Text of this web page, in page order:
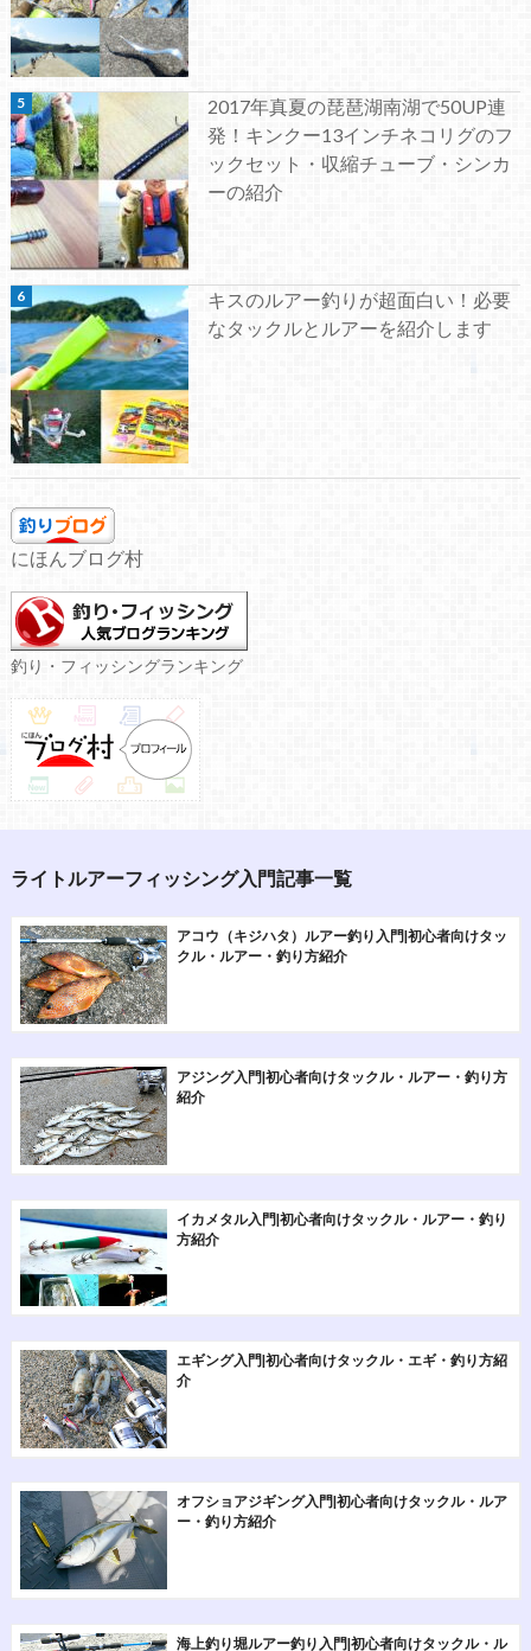
2017年真夏の琵琶湖南湖で50UP連
発！キンクー13インチネコリグのフ
ックセット・収縮チューブ・シンカ
ーの紹介
キスのルアー釣りが超面白い！必要
なタックルとルアーを紹介します
にほんブログ村
釣り・フィッシングランキング
ライトルアーフィッシング入門記事一覧
アコウ（キジハタ）ルアー釣り入門|初心者向けタッ
クル・ルアー・釣り方紹介
アジング入門|初心者向けタックル・ルアー・釣り方
紹介
イカメタル入門|初心者向けタックル・ルアー・釣り
方紹介
エギング入門|初心者向けタックル・エギ・釣り方紹
介
オフショアジギング入門|初心者向けタックル・ルア
ー・釣り方紹介
海上釣り堀ルアー釣り入門|初心者向けタックル・ル